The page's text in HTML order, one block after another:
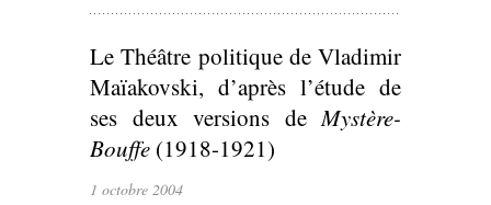
Belgique et Italie’
Le Théâtre politique de Vladimir
Maïakovski, d’après l’étude de
ses deux versions deMystère-
Bouffe (1918-1921)
1 octobre 2004